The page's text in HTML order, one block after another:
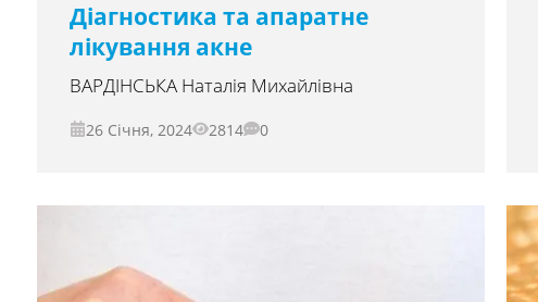
Діагностика та апаратне
лікування акне
ВАРДІНСЬКА Наталія Михайлівна
26 Січня, 2024 2814 0